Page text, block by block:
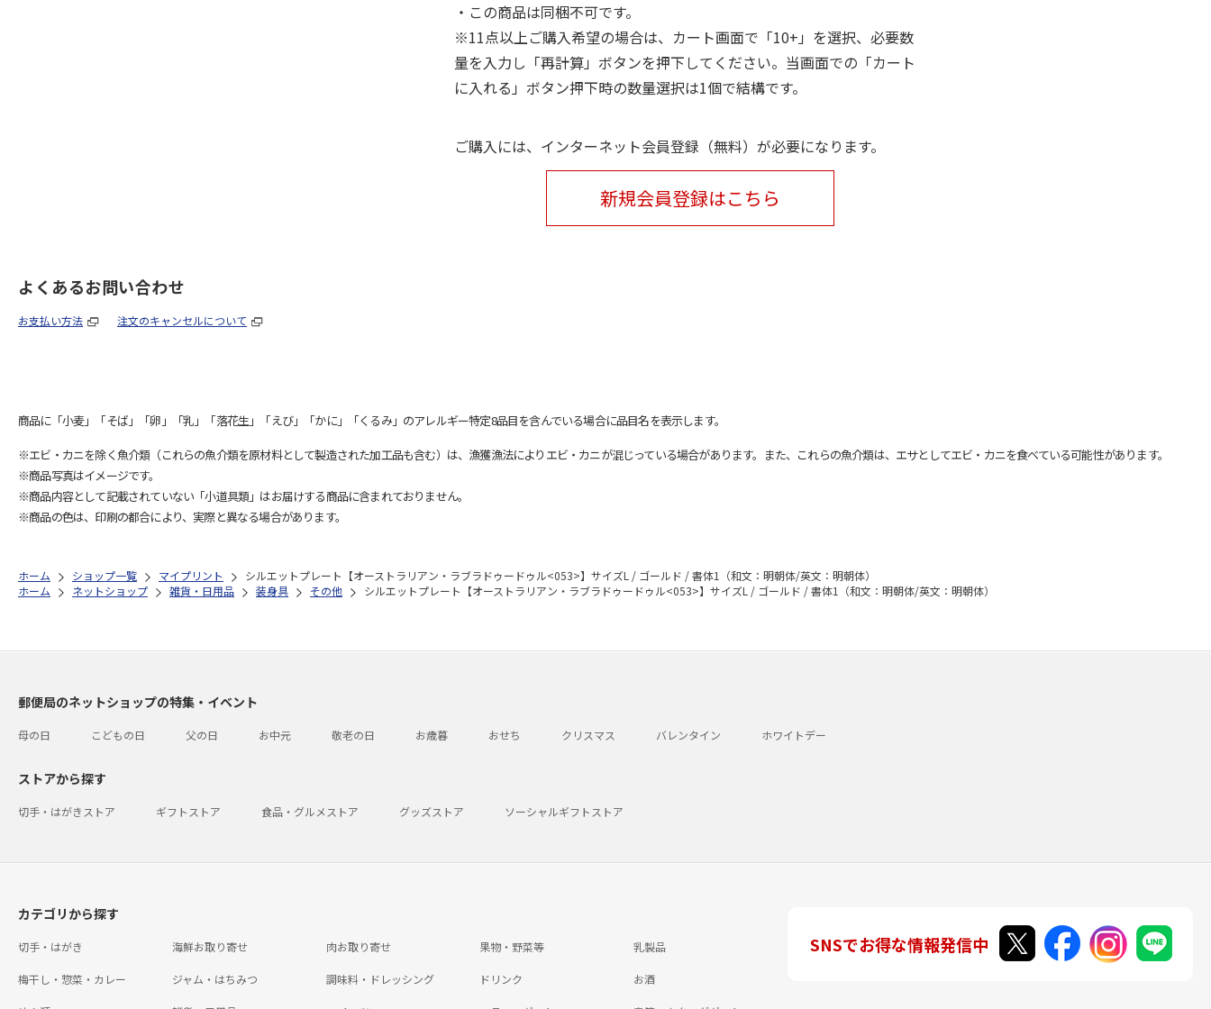
・この商品は同梱不可です。
※11点以上ご購入希望の場合は、カート画面で「10+」を選択、必要数
量を入力し「再計算」ボタンを押下してください。当画面での「カート
に入れる」ボタン押下時の数量選択は1個で結構です。
ご購入には、インターネット会員登録（無料）が必要になります。
新規会員登録はこちら
よくあるお問い合わせ
お支払い方法 注文のキャンセルについて
商品に「小麦」「そば」「卵」「乳」「落花生」「えび」「かに」「くるみ」のアレルギー特定8品目を含んでいる場合に品目名を表示します。
※エビ・カニを除く魚介類（これらの魚介類を原材料として製造された加工品も含む）は、漁獲漁法によりエビ・カニが混じっている場合があります。また、これらの魚介類は、エサとしてエビ・カニを食べている可能性があります。
※商品写真はイメージです。
※商品内容として記載されていない「小道具類」はお届けする商品に含まれておりません。
※商品の色は、印刷の都合により、実際と異なる場合があります。
ホーム ショップ一覧 マイプリント
シルエットプレート【オーストラリアン・ラブラドゥードゥル<053>】サイズL / ゴールド / 書体1（和文：明朝体/英文：明朝体）
ホーム
ネットショップ 雑貨・日用品 装身具 その他 シルエットプレート【オーストラリアン・ラブラドゥードゥル<053>】サイズL / ゴールド / 書体1（和文：明朝体/英文：明朝体）
郵便局のネットショップの特集・イベント
母の日 こどもの日 父の日 お中元 敬老の日 お歳暮 おせち クリスマス バレンタイン ホワイトデー
ストアから探す
切手・はがきストア ギフトストア 食品・グルメストア グッズストア ソーシャルギフトストア
カテゴリから探す
切手・はがき 海鮮お取り寄せ 肉お取り寄せ 果物・野菜等 乳製品
梅干し・惣菜・カレー ジャム・はちみつ 調味料・ドレッシング ドリンク お酒
SNSでお得な情報発信中